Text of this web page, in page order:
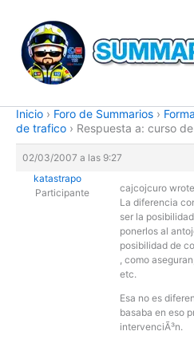
contenido
Inicio › Foro de Summarios ›
de trafico › Respuesta a: curso
02/03/2007 a las 9:27
katastrapo
Participante
cajcojcuro
La diferencia
ser la
ponerlos al
posibilidad de
, como
etc.
Esa no es
basaba en eso
intervenciÃ³n.